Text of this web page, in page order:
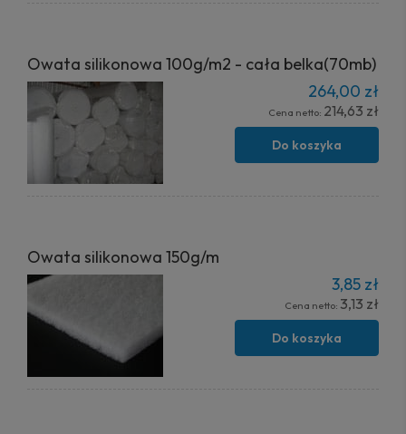
Owata silikonowa 100g/m2 - cała belka(70mb)
264,00 zł
Cena netto: 214,63 zł
Do koszyka
Owata silikonowa 150g/m
3,85 zł
Cena netto: 3,13 zł
Do koszyka